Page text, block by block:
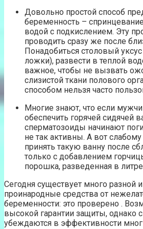
Довольно простой способ
беременность –
водой с подкислением. Эту
проводить сразу же после
Понадобиться столовый
ложки), развести в теплой
важное, чтобы не вызвать
слизистой ткани полового
способом нельзя часто
Многие знают, что если
обеспечить горячей сидячей
сперматозоиды начинают
не так активны. А вот
принять такую ванну после
только с добавлением
порошка, разведенная в литре
Сегодня существует много разной
проинародные средства от
беременности: это проверено .
высокой гарантии защиты, однако
убеждаются в эффективности